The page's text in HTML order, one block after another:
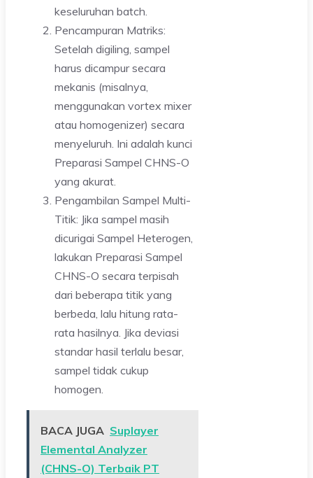
keseluruhan batch.
Pencampuran Matriks:
Setelah digiling, sampel
harus dicampur secara
mekanis (misalnya,
menggunakan vortex mixer
atau homogenizer) secara
menyeluruh. Ini adalah kunci
Preparasi Sampel CHNS-O
yang akurat.
Pengambilan Sampel Multi-
Titik: Jika sampel masih
dicurigai Sampel Heterogen,
lakukan Preparasi Sampel
CHNS-O secara terpisah
dari beberapa titik yang
berbeda, lalu hitung rata-
rata hasilnya. Jika deviasi
standar hasil terlalu besar,
sampel tidak cukup
homogen.
BACA JUGA Suplayer
Elemental Analyzer
(CHNS-O) Terbaik PT